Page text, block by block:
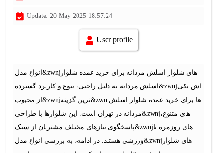
Update: 20 May 2025 18:57:24
User profile
انواع مدل&zwnjهای شلوار اسلش مردانه برای خرید عمده شلوار
اسلش مردانه به دلیل راحتی، تنوع و کاربرد گسترده&zwnjاش یکی
از محبوب&zwnjترین گزینه&zwnjها برای خرید عمده شلوار اسلش
مردانه در تهران است. این شلوارها با طراحی&zwnjهای متنوع،
پاسخگوی نیازهای مختلف مشتریان از سبک&zwnjهای روزمره تا
ورزشی هستند. در ادامه، به بررسی انواع مدل&zwnjهای شلوار